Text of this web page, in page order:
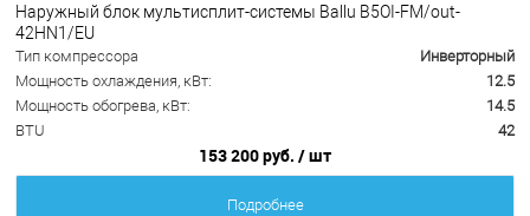
Наружный блок мультисплит-системы Ballu B5OI-FM/out-
42HN1/EU
Тип компрессора
Инверторный
Мощность охлаждения, кВт:
12.5
Мощность обогрева, кВт:
14.5
BTU
42
153 200 руб. / шт
Подробнее